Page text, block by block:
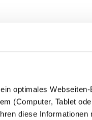
optimales
(Computer, Tablet
diese